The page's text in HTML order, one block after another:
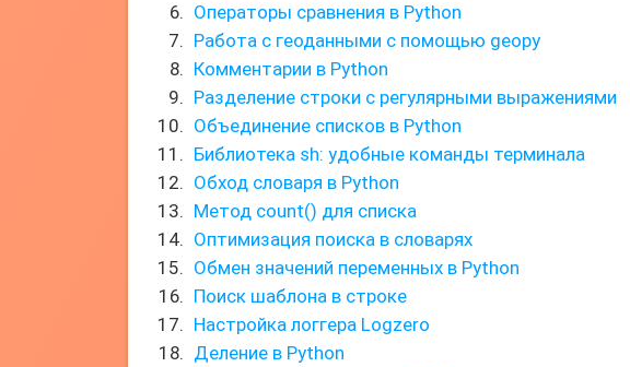
Операторы сравнения в Python
Работа с геоданными с помощью geopy
Комментарии в Python
Разделение строки с регулярными выражениями
Объединение списков в Python
Библиотека sh: удобные команды терминала
Обход словаря в Python
Метод count() для списка
Оптимизация поиска в словарях
Обмен значений переменных в Python
Поиск шаблона в строке
Настройка логгера Logzero
Деление в Python